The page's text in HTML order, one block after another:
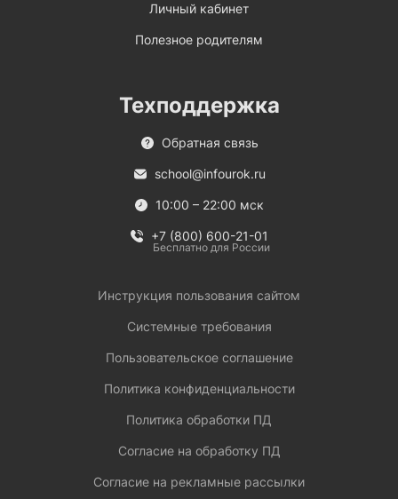
Личный кабинет
Полезное родителям
Техподдержка
Обратная связь
school@infourok.ru
10:00 – 22:00 мск
+7 (800) 600-21-01
Бесплатно для России
Инструкция пользования сайтом
Системные требования
Пользовательское соглашение
Политика конфиденциальности
Политика обработки ПД
Согласие на обработку ПД
Согласие на рекламные рассылки